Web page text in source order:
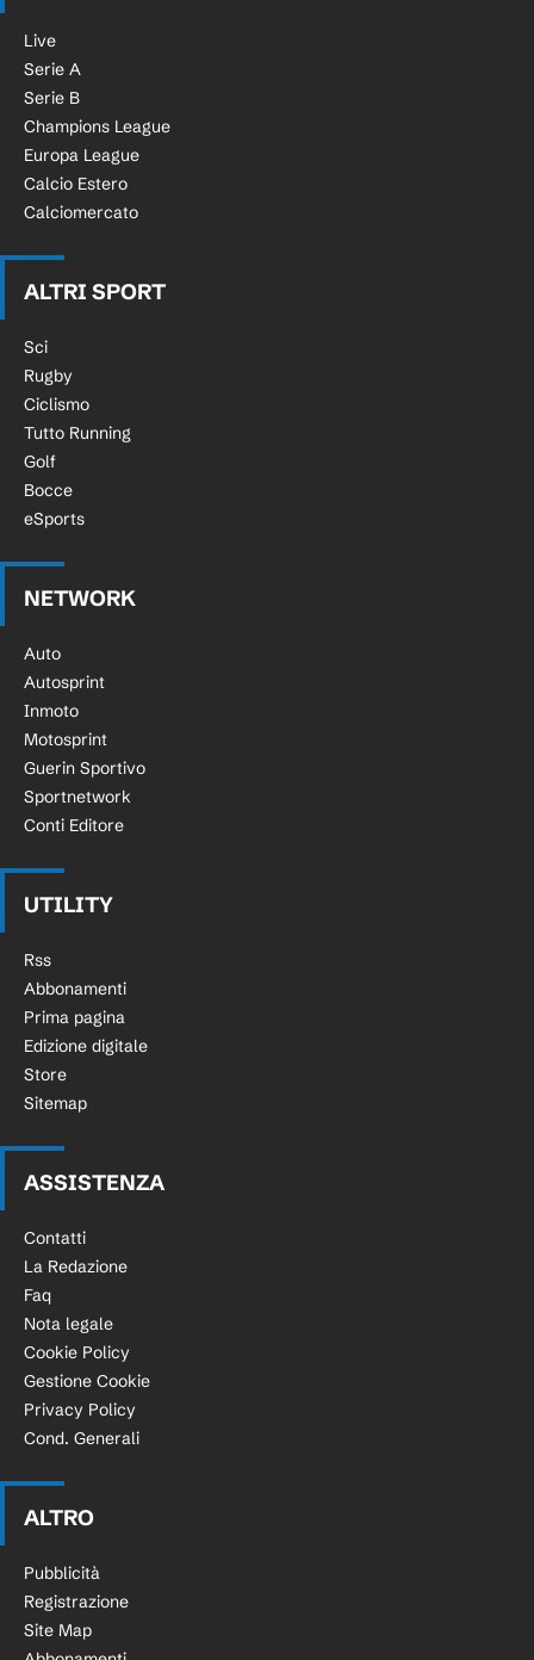
Live
Serie A
Serie B
Champions League
Europa League
Calcio Estero
Calciomercato
ALTRI SPORT
Sci
Rugby
Ciclismo
Tutto Running
Golf
Bocce
eSports
NETWORK
Auto
Autosprint
Inmoto
Motosprint
Guerin Sportivo
Sportnetwork
Conti Editore
UTILITY
Rss
Abbonamenti
Prima pagina
Edizione digitale
Store
Sitemap
ASSISTENZA
Contatti
La Redazione
Faq
Nota legale
Cookie Policy
Gestione Cookie
Privacy Policy
Cond. Generali
ALTRO
Pubblicità
Registrazione
Site Map